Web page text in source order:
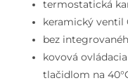
omietku,
Magnetic
Grey
termostatická
keramický ventil
bez
kovová
tlačidlom na